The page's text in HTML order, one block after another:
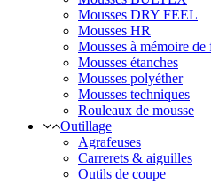
Mousses DRY FEEL
Mousses HR
Mousses à mémoire de
Mousses étanches
Mousses polyéther
Mousses techniques
Rouleaux de mousse
Outillage
Agrafeuses
Carrerets & aiguilles
Outils de coupe